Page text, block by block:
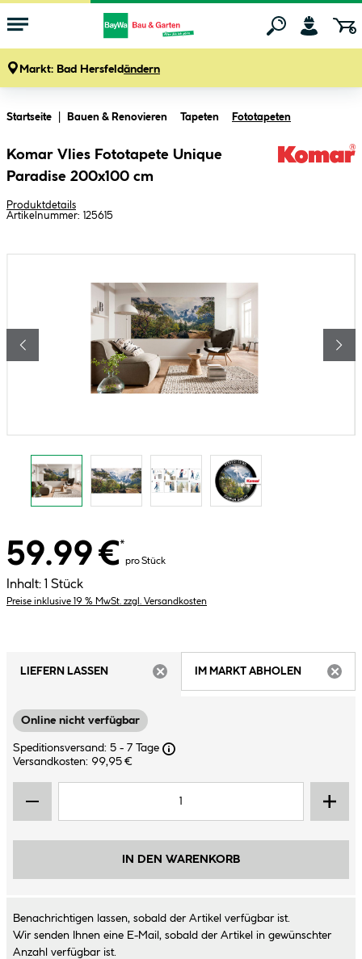
Markt: Bad Hersfeldändern
Startseite Bauen & Renovieren Tapeten Fototapeten
Komar Vlies Fototapete Unique
Paradise 200x100 cm
Produktdetails
Artikelnummer: 125615
59.99 €*
pro Stück
Inhalt: 1 Stück
Preise inklusive 19 % MwSt. zzgl. Versandkosten
LIEFERN LASSEN
IM MARKT ABHOLEN
Online nicht verfügbar
Speditionsversand: 5 - 7 Tage
Versandkosten: 99,95 €
IN DEN WARENKORB
Benachrichtigen lassen, sobald der Artikel verfügbar ist.
Wir senden Ihnen eine E-Mail, sobald der Artikel in gewünschter
Anzahl verfügbar ist.